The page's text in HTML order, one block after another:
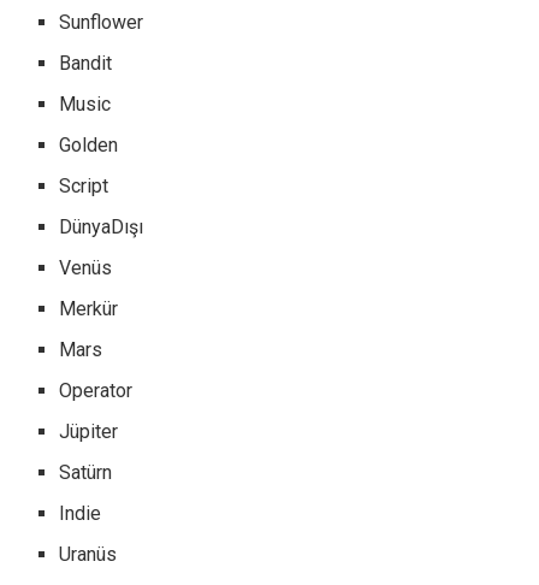
Sunflower
Bandit
Music
Golden
Script
DünyaDışı
Venüs
Merkür
Mars
Operator
Jüpiter
Satürn
Indie
Uranüs